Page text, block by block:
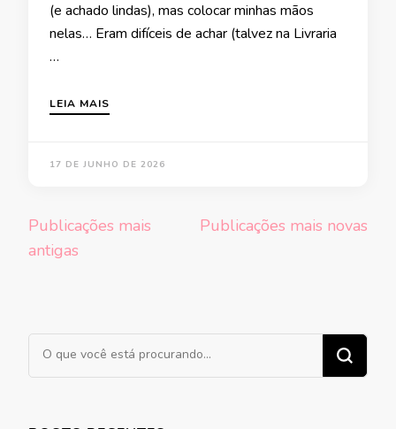
(e achado lindas), mas colocar minhas mãos
nelas… Eram difíceis de achar (talvez na Livraria
…
LEIA MAIS
17 DE JUNHO DE 2026
Navegação
por
Publicações mais
antigas
Publicações mais novas
Procurando algo?